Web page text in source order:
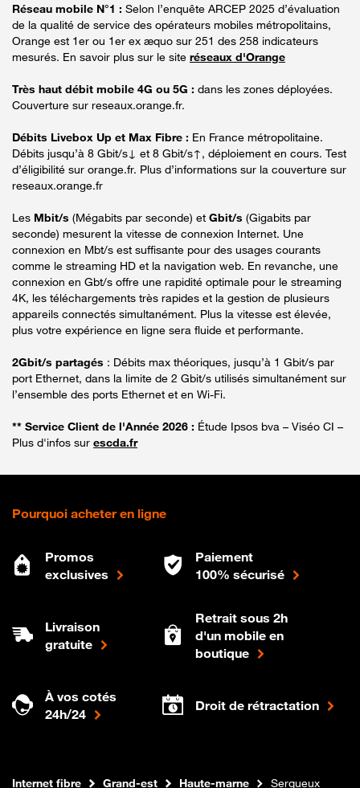
Réseau mobile N°1 : Selon l’enquête ARCEP 2025 d’évaluation
de la qualité de service des opérateurs mobiles métropolitains,
Orange est 1er ou 1er ex æquo sur 251 des 258 indicateurs
mesurés. En savoir plus sur le site réseaux d'Orange
Très haut débit mobile 4G ou 5G : dans les zones déployées.
Couverture sur reseaux.orange.fr.
Débits Livebox Up et Max Fibre : En France métropolitaine.
Débits jusqu’à 8 Gbit/s↓ et 8 Gbit/s↑, déploiement en cours. Test
d’éligibilité sur orange.fr. Plus d’informations sur la couverture sur
reseaux.orange.fr
Les Mbit/s (Mégabits par seconde) et Gbit/s (Gigabits par
seconde) mesurent la vitesse de connexion Internet. Une
connexion en Mbt/s est suffisante pour des usages courants
comme le streaming HD et la navigation web. En revanche, une
connexion en Gbt/s offre une rapidité optimale pour le streaming
4K, les téléchargements très rapides et la gestion de plusieurs
appareils connectés simultanément. Plus la vitesse est élevée,
plus votre expérience en ligne sera fluide et performante.
2Gbit/s partagés : Débits max théoriques, jusqu’à 1 Gbit/s par
port Ethernet, dans la limite de 2 Gbit/s utilisés simultanément sur
l’ensemble des ports Ethernet et en Wi-Fi.
** Service Client de l'Année 2026 : Étude Ipsos bva – Viséo CI –
Plus d'infos sur escda.fr
Pourquoi acheter en ligne
Promos
exclusives
Paiement
100% sécurisé
Livraison
gratuite
Retrait sous 2h
d'un mobile en
boutique
À vos cotés
24h/24
Droit de rétractation
Boutique Orange
Internet fibre Grand-est Haute-marne Serqueux